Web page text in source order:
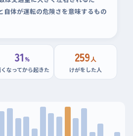
自体が運転の危険さを意味するもの
31 %
なってから起きた
259人
けがをした人